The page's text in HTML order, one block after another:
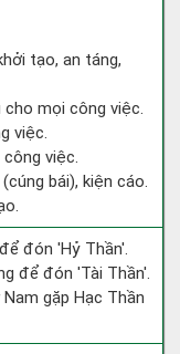
tạo, an táng,
cho mọi công việc.
việc.
việc.
bái), kiện cáo.
đón 'Hỷ Thần'.
để đón 'Tài Thần'.
gặp Hạc Thần